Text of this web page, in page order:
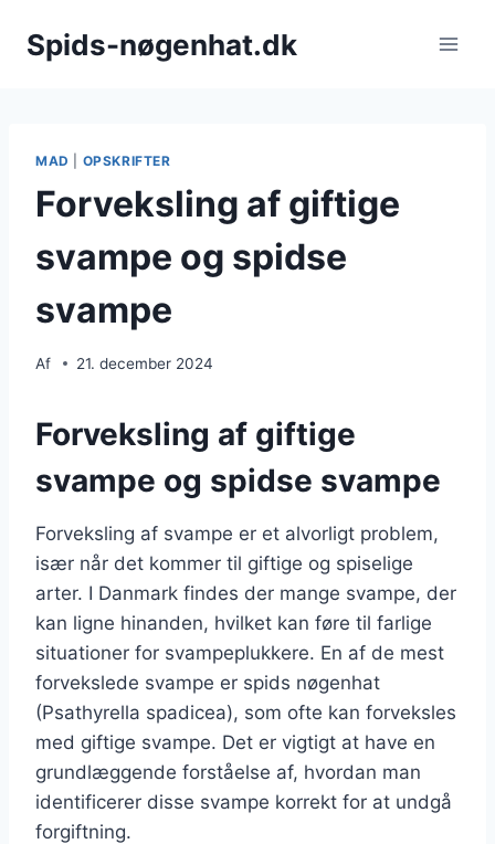
Spids-nøgenhat.dk
MAD OPSKRIFTER
Forveksling af giftige
svampe og spidse
svampe
Af 21. december 2024
Forveksling af giftige
svampe og spidse svampe
Forveksling af svampe er et alvorligt problem,
især når det kommer til giftige og spiselige
arter. I Danmark findes der mange svampe, der
kan ligne hinanden, hvilket kan føre til farlige
situationer for svampeplukkere. En af de mest
forvekslede svampe er spids nøgenhat
(Psathyrella spadicea), som ofte kan forveksles
med giftige svampe. Det er vigtigt at have en
grundlæggende forståelse af, hvordan man
identificerer disse svampe korrekt for at undgå
forgiftning.